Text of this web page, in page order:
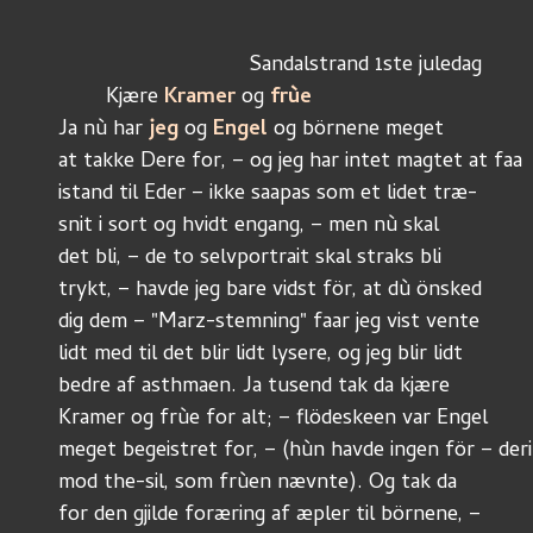
				Sandalstrand 1ste juledag
	Kjære
Kramer og frùe
Ja nù har jeg og Engel og börnene meget
at takke Dere for, – og jeg har intet magtet at faa
istand til Eder – ikke saapas som et lidet træ-
snit i sort og hvidt engang, – men nù skal
det bli, – de to selvportrait skal straks bli
trykt, – havde jeg bare vidst för, at dù önsked
dig dem – "Marz-stemning" faar jeg vist vente
lidt med til det blir lidt lysere, og jeg blir lidt
bedre af asthmaen. Ja tusend tak da kjære
Kramer og frùe for alt; – flödeskeen var Engel
meget begeistret for, – (hùn havde ingen för –
mod the-sil, som frùen nævnte). Og tak da
for den gjilde foræring af æpler til börnene, –